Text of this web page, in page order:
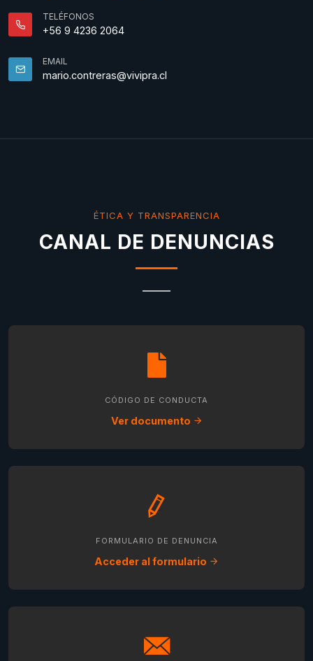
TELÉFONOS
+56 9 4236 2064
EMAIL
mario.contreras@vivipra.cl
ÉTICA Y TRANSPARENCIA
CANAL DE DENUNCIAS
CÓDIGO DE CONDUCTA
Ver documento
FORMULARIO DE DENUNCIA
Acceder al formulario